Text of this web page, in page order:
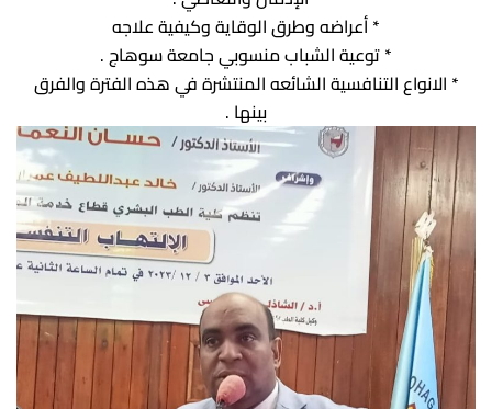
* أعراضه وطرق الوقاية وكيفية علاجه
* توعية الشباب منسوبي جامعة سوهاج .
* الانواع التنافسية الشائعه المنتشرة في هذه الفترة والفرق
بينها .